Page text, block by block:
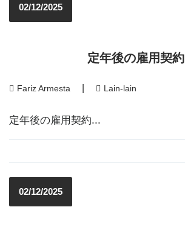
02/12/2025
定年後の雇用契約
Fariz Armesta Lain-lain
定年後の雇用契約...
02/12/2025